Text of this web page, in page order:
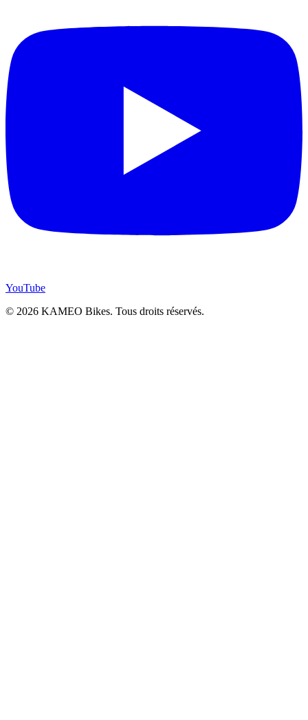
YouTube
© 2026 KAMEO Bikes. Tous droits réservés.